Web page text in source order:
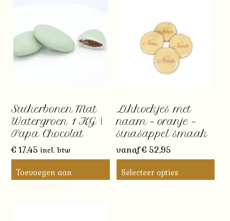
Suikerbonen Mat
Watergroen 1 KG |
Papa Chocolat
€ 17,45 incl. btw
Toevoegen aan
Likkoekjes met
naam – oranje –
sinasappel smaak
vanaf€ 52,95
Selecteer opties